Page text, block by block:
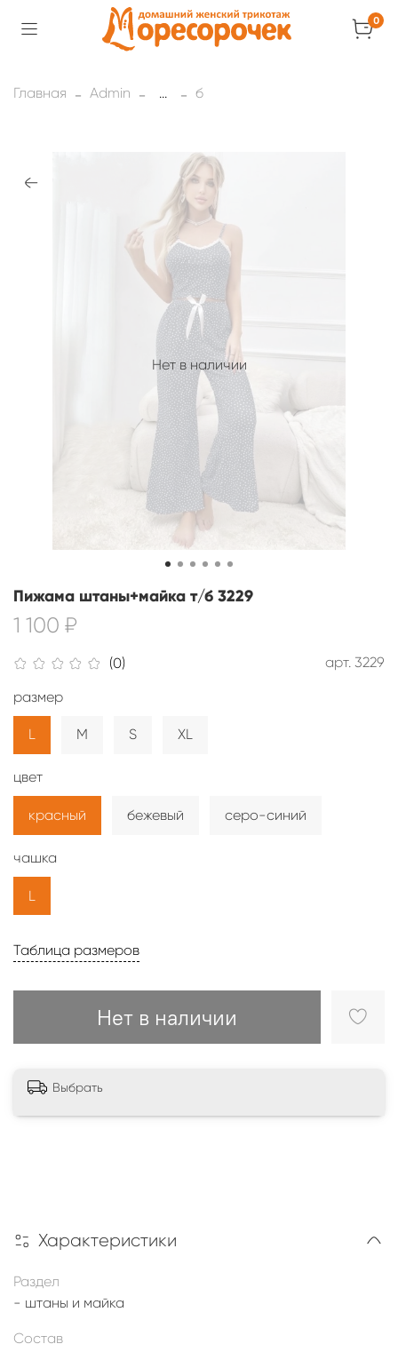
0
Главная Admin ... б
Нет в наличии
(0) арт. 3229
Пижама штаны+майка т/б 3229
1 100 ₽
Таблица размеров
Нет в наличии
размер
L M S XL
цвет
красный бежевый серо-синий
чашка
L
Выбрать
Характеристики
Раздел
- штаны и майка
Состав